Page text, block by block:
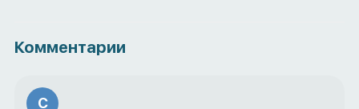
Комментарии
С